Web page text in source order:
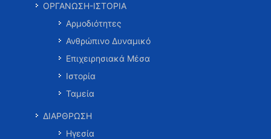
ΟΡΓΑΝΩΣΗ-ΙΣΤΟΡΙΑ
Αρμοδιότητες
Ανθρώπινο Δυναμικό
Επιχειρησιακά Μέσα
Ιστορία
Ταμεία
ΔΙΑΡΘΡΩΣΗ
Ηγεσία